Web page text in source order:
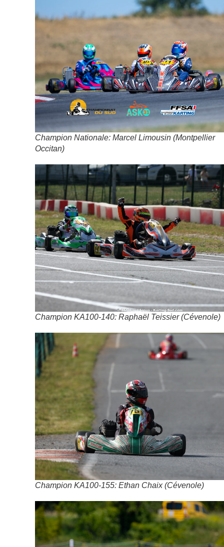
Champion Nationale: Marcel Limousin (Montpellier
Occitan)
Champion KA100-140: Raphaël Teissier (Cévenole)
Champion KA100-155: Ethan Chaix (Cévenole)